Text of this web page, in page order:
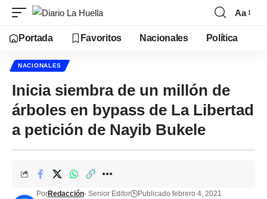
Aa
Portada Favoritos Nacionales Política
NACIONALES
Inicia siembra de un millón de
árboles en bypass de La Libertad
a petición de Nayib Bukele
PorRedacción- Senior Editor
Publicado febrero 4, 2021